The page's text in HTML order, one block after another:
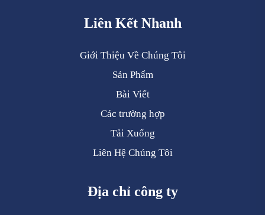
Liên Kết Nhanh
Giới Thiệu Về Chúng Tôi
Sản Phẩm
Bài Viết
Các trường hợp
Tải Xuống
Liên Hệ Chúng Tôi
Địa chỉ công ty